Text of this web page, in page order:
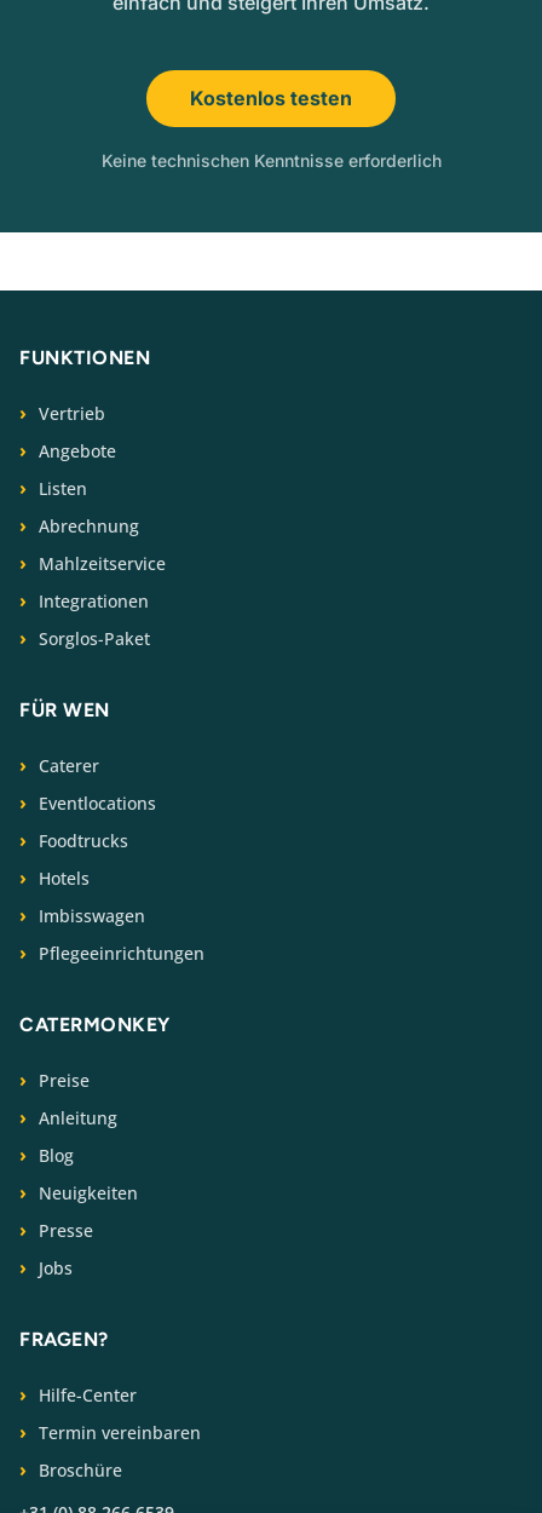
Kostenlos testen
Keine technischen Kenntnisse erforderlich
FUNKTIONEN
Vertrieb
Angebote
Listen
Abrechnung
Mahlzeitservice
Integrationen
Sorglos-Paket
FÜR WEN
Caterer
Eventlocations
Foodtrucks
Hotels
Imbisswagen
Pflegeeinrichtungen
CATERMONKEY
Preise
Anleitung
Blog
Neuigkeiten
Presse
Jobs
FRAGEN?
Hilfe-Center
Termin vereinbaren
Broschüre